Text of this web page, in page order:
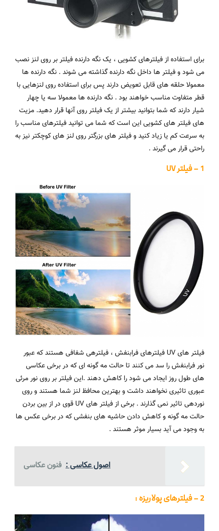
برای استفاده از فیلترهای کشویی ، یک نگه دارنده فیلتر بر روی لنز نصب
می شود و فیلتر ها داخل نگه دارنده گذاشته می شوند . نگه دارنده ها
معمولا حلقه های قابل تعویض دارند پس برای استفاده روی لنزهایی با
قطر متفاوت مناسب خواهند بود . نگه دارنده ها معمولا سه یا چهار
شیار دارند که شما بتوانید بیشتر از یک فیلتر روی آنها قرار دهید. مزیت
های فیلتر های کشویی این است که شما می توانید فیلترهای مناسب را
به سرعت کم یا زیاد کنید و فیلتر های بزرگتر روی لنز های کوچکتر نیز به
راحتی قرار می گیرند .
1 – فیلتر UV
فیلتر های UV فیلترهای فرابنفش ، فیلترهی شفافی هستند که عبور
نور فرابنفش را سد می کنند تا حالت مه گونه ای که در برخی عکاسی
های طول روز ایجاد می شود را کاهش دهند .این فیلتر بر روی نور مرئی
عبوری تاثیری نخواهند داشت و بهترین محافظ لنز شما هستند و روی
نوردهی تاثیر نمی گذارند . برخی از فیلتر های UV قوی در از بین بردن
حالت مه گونه و کاهش دادن حاشیه های بنفشی که در برخی عکس ها
به وجود می آید بسیار موثر هستند .
اصول عکاسی : فنون عکاسی
2 – فیلترهای پولاریزه :